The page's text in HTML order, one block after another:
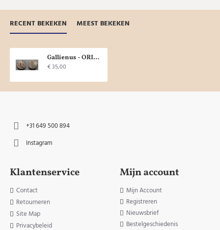
RECENT BEKEKEN MEEST BEKEKEN
Gallienus - ORIENS mooie buste, niet in RIC! (JA2076)
€ 35,00
+31 649 500 894
Instagram
Klantenservice
Contact
Retourneren
Site Map
Privacybeleid
Mijn account
Mijn Account
Registreren
Nieuwsbrief
Bestelgeschiedenis